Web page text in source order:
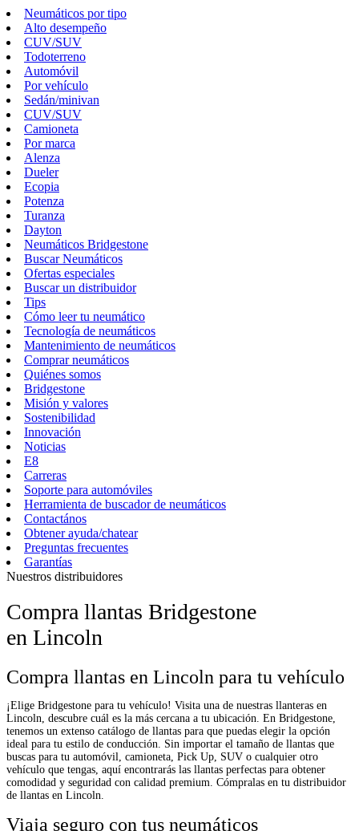
Neumáticos por tipo
Alto desempeño
CUV/SUV
Todoterreno
Automóvil
Por vehículo
Sedán/minivan
CUV/SUV
Camioneta
Por marca
Alenza
Dueler
Ecopia
Potenza
Turanza
Dayton
Neumáticos Bridgestone
Buscar Neumáticos
Ofertas especiales
Buscar un distribuidor
Tips
Cómo leer tu neumático
Tecnología de neumáticos
Mantenimiento de neumáticos
Comprar neumáticos
Quiénes somos
Bridgestone
Misión y valores
Sostenibilidad
Innovación
Noticias
E8
Carreras
Soporte para automóviles
Herramienta de buscador de neumáticos
Contactános
Obtener ayuda/chatear
Preguntas frecuentes
Garantías
Nuestros distribuidores
Compra llantas Bridgestone
en Lincoln
Compra llantas en Lincoln para tu vehículo
¡Elige Bridgestone para tu vehículo! Visita una de nuestras llanteras en
Lincoln, descubre cuál es la más cercana a tu ubicación. En Bridgestone,
tenemos un extenso catálogo de llantas para que puedas elegir la opción
ideal para tu estilo de conducción. Sin importar el tamaño de llantas que
buscas para tu automóvil, camioneta, Pick Up, SUV o cualquier otro
vehículo que tengas, aquí encontrarás las llantas perfectas para obtener
comodidad y seguridad con calidad premium. Cómpralas en tu distribuidor
de llantas en Lincoln.
Viaja seguro con tus neumáticos